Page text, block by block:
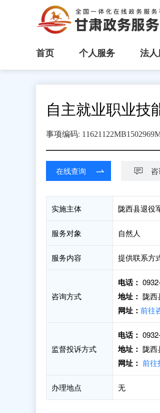
首页 个人服务 法
自主就业职业技
事项编码:
在线查询
实施主体 陇西县退役
服务对象 自然人
服务内容 提供联系方
咨询方式
电话：
地址： 陇西
网址： 前往
监督投诉方式
电话：
地址： 陇西
网址： 前往
办理地点 无